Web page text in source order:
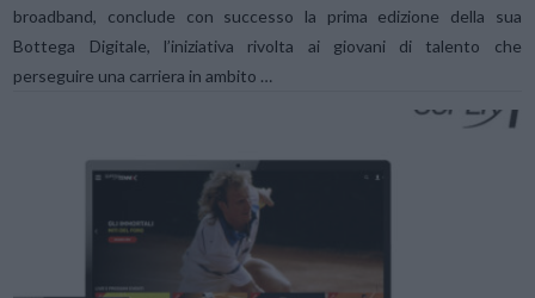
broadband, conclude con successo la prima edizione della sua
Bottega Digitale, l’iniziativa rivolta ai giovani di talento che
perseguire una carriera in ambito …